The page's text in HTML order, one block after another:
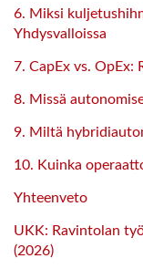
6. Miksi
Yhdysvalloissa
7. CapEx vs. OpEx:
8. Missä
9. Miltä
10. Kuinka
Yhteenveto
UKK: Ravintolan
(2026)